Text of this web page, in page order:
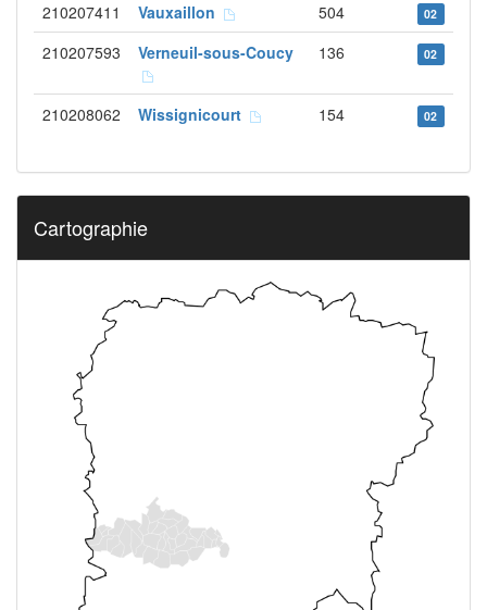
210207411 Vauxaillon 504 02
210207593 Verneuil-sous-Coucy 136 02
210208062 Wissignicourt 154 02
Cartographie